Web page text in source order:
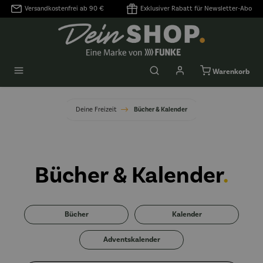
springen
Versandkostenfrei ab 90 € Exklusiver Rabatt für Newsletter-Abo
Warenkorb
Deine Freizeit Bücher & Kalender
Bücher & Kalender.
Bücher Kalender
Adventskalender